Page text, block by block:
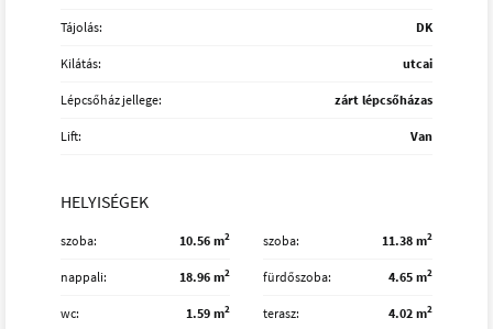
Tájolás: DK
Kilátás: utcai
Lépcsőház jellege: zárt lépcsőházas
Lift: Van
HELYISÉGEK
szoba 10.56 m2 szoba 11.38 m2
nappali 18.96 m2 fürdőszoba 4.65 m2
wc 1.59 m2 terasz 4.02 m2